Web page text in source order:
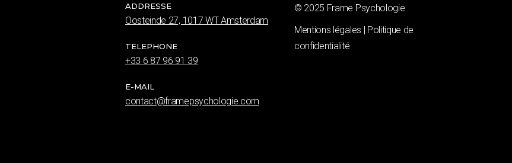
ADDRESSE
Oosteinde 27, 1017 WT Amsterdam
TELEPHONE
+33 6 87 96 91 39
E-MAIL
contact@framepsychologie.com
© 2025 Frame Psychologie
Mentions légales | Politique de
confidentialité